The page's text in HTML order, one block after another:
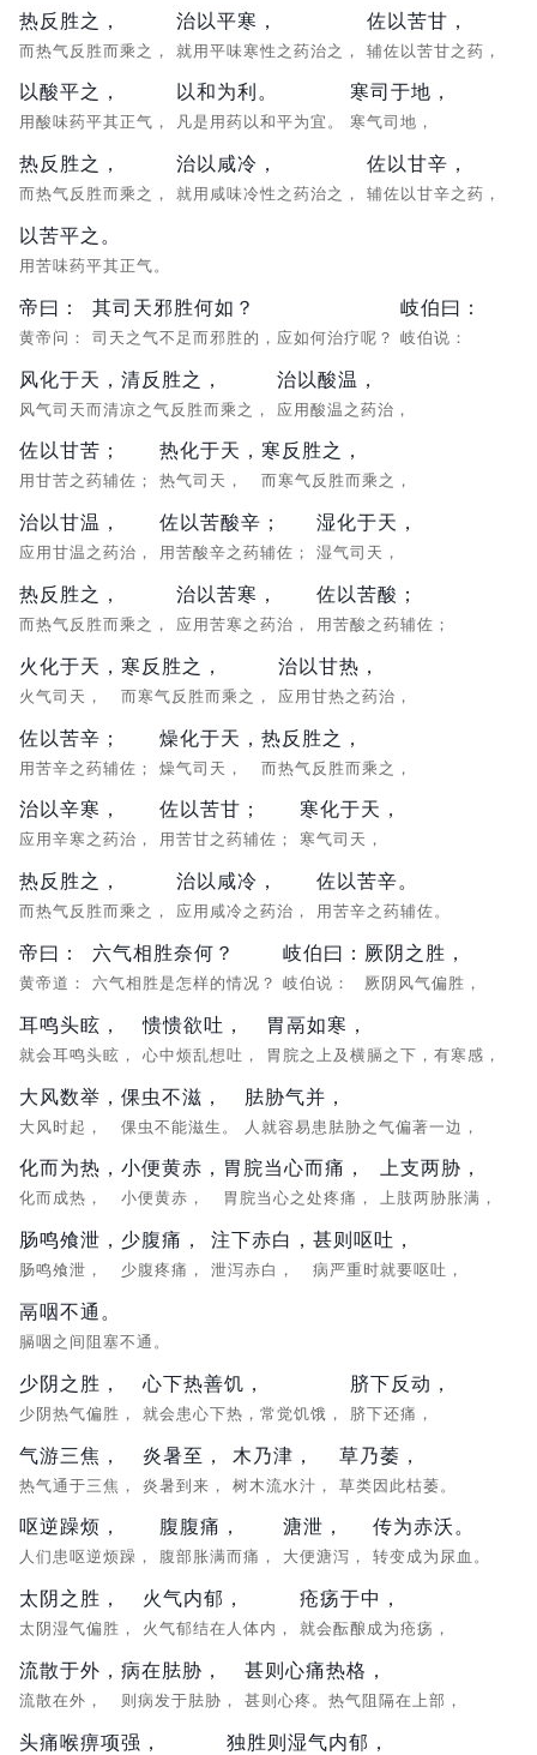
热反胜之，
而热气反胜而乘之，
治以平寒，
就用平味寒性之药治之，
佐以苦甘，
辅佐以苦甘之药，
以酸平之，
用酸味药平其正气，
以和为利。
凡是用药以和平为宜。
寒司于地，
寒气司地，
热反胜之，
而热气反胜而乘之，
治以咸冷，
就用咸味冷性之药治之，
佐以甘辛，
辅佐以甘辛之药，
以苦平之。
用苦味药平其正气。
帝曰：
黄帝问：
其司天邪胜何如？
司天之气不足而邪胜的，应如何治疗呢？
岐伯曰：
岐伯说：
风化于天，清反胜之，
风气司天而清凉之气反胜而乘之，
治以酸温，
应用酸温之药治，
佐以甘苦；
用甘苦之药辅佐；
热化于天，
热气司天，
寒反胜之，
而寒气反胜而乘之，
治以甘温，
应用甘温之药治，
佐以苦酸辛；
用苦酸辛之药辅佐；
湿化于天，
湿气司天，
热反胜之，
而热气反胜而乘之，
治以苦寒，
应用苦寒之药治，
佐以苦酸；
用苦酸之药辅佐；
火化于天，
火气司天，
寒反胜之，
而寒气反胜而乘之，
治以甘热，
应用甘热之药治，
佐以苦辛；
用苦辛之药辅佐；
燥化于天，
燥气司天，
热反胜之，
而热气反胜而乘之，
治以辛寒，
应用辛寒之药治，
佐以苦甘；
用苦甘之药辅佐；
寒化于天，
寒气司天，
热反胜之，
而热气反胜而乘之，
治以咸冷，
应用咸冷之药治，
佐以苦辛。
用苦辛之药辅佐。
帝曰：
黄帝道：
六气相胜奈何？
六气相胜是怎样的情况？
岐伯曰：
岐伯说：
厥阴之胜，
厥阴风气偏胜，
耳鸣头眩，
就会耳鸣头眩，
愦愦欲吐，
心中烦乱想吐，
胃鬲如寒，
胃脘之上及横膈之下，有寒感，
大风数举，
大风时起，
倮虫不滋，
倮虫不能滋生。
胠胁气并，
人就容易患胠胁之气偏著一边，
化而为热，
化而成热，
小便黄赤，
小便黄赤，
胃脘当心而痛，
胃脘当心之处疼痛，
上支两胁，
上肢两胁胀满，
肠鸣飧泄，
肠鸣飧泄，
少腹痛，
少腹疼痛，
注下赤白，
泄泻赤白，
甚则呕吐，
病严重时就要呕吐，
鬲咽不通。
膈咽之间阻塞不通。
少阴之胜，
少阴热气偏胜，
心下热善饥，
就会患心下热，常觉饥饿，
脐下反动，
脐下还痛，
气游三焦，
热气通于三焦，
炎暑至，
炎暑到来，
木乃津，
树木流水汁，
草乃萎，
草类因此枯萎。
呕逆躁烦，
人们患呕逆烦躁，
腹腹痛，
腹部胀满而痛，
溏泄，
大便溏泻，
传为赤沃。
转变成为尿血。
太阴之胜，
太阴湿气偏胜，
火气内郁，
火气郁结在人体内，
疮疡于中，
就会酝酿成为疮疡，
流散于外，
流散在外，
病在胠胁，
则病发于胠胁，
甚则心痛热格，
甚则心疼。热气阻隔在上部，
头痛喉痹项强， 独胜则湿气内郁，